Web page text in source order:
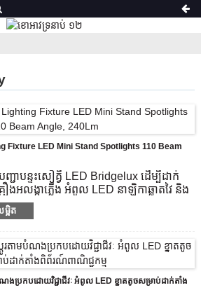
Fixture LED Mini Stand Spotlights 110 Beam
ាបន្ទះសៀគ្វី LED Bridgelux ដើម្បីដាក់
ងអលង្កាភ្លើង អំពូល LED នាឡិកាឆ្លាតវៃ និង
ើដាក់តាំងបង្ហាញយ៉ាងស្ទាត់ជំនាញ ដើម្បី
ងទាក់ទាញជាងការយកចិត្តទុកដាក់របស់មនុស្ស។
អំពូល LED 1 វ៉ាត់ ដើម្បីធានាថាអំពូល
ពខ្ពស់បំផុតដែលប្រើប្រាស់បានយូរ។
200mm, 300mm, និង 400mm។
អិត
ប្រកបដោយវិជ្ជាជីវៈ អំពូល LED ខ្នាតតូចសម្រាប់ដាក់តាំង